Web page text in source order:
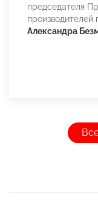
председателя
производителей
Александра